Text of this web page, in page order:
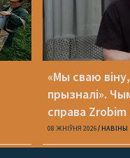
«Мы сваю
прызналі».
справа
08 ЖНІЎНЯ 2026 НАВІНЫ